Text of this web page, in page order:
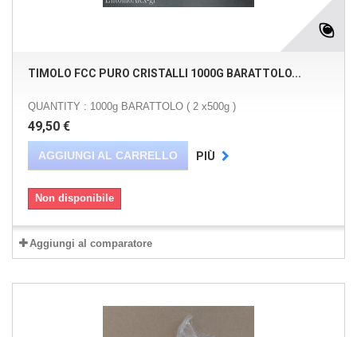
TIMOLO FCC PURO CRISTALLI 1000G BARATTOLO...
QUANTITY : 1000g BARATTOLO ( 2 x500g )
49,50 €
AGGIUNGI AL CARRELLO PIÙ
Non disponibile
Aggiungi al comparatore